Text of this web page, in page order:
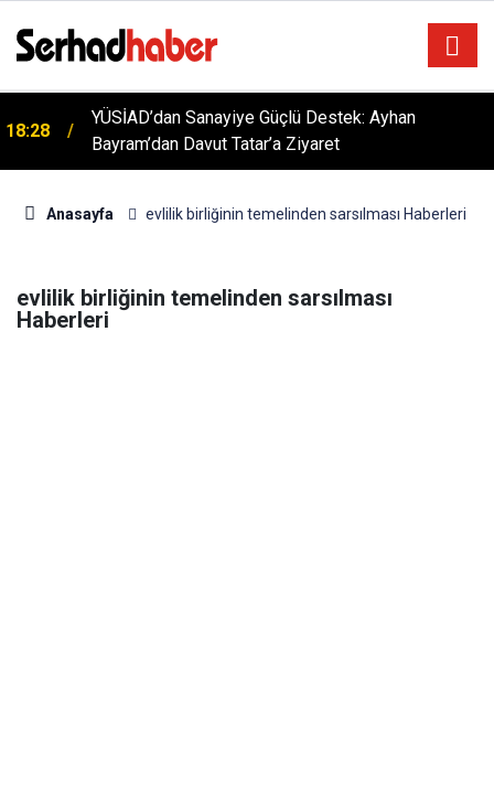
18:28
YÜSİAD’dan Sanayiye Güçlü Destek: Ayhan
Bayram’dan Davut Tatar’a Ziyaret
Anasayfa evlilik birliğinin temelinden sarsılması Haberleri
evlilik birliğinin temelinden sarsılması
Haberleri